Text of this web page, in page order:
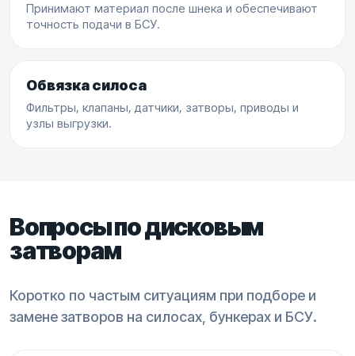
Принимают материал после шнека и обеспечивают
точность подачи в БСУ.
Обвязка силоса
Фильтры, клапаны, датчики, затворы, приводы и
узлы выгрузки.
Вопросы по дисковым
затворам
Коротко по частым ситуациям при подборе и
замене затворов на силосах, бункерах и БСУ.